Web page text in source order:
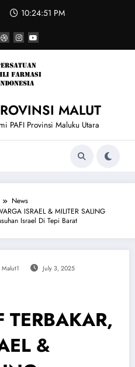
10:24:51 PM
MALUT
PAFI Provinsi Maluku Utara
News
ISRAEL & MILITER SALING
Israel Di Tepi Barat
Malut1 July 3, 2025
TERBAKAR,
&